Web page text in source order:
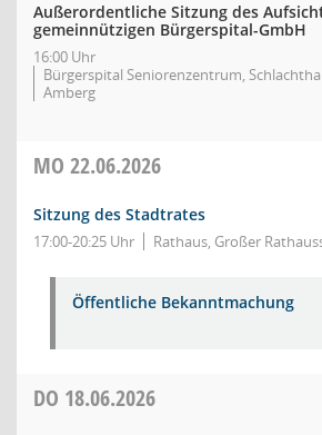
Außerordentliche Sitzung des
gemeinnützigen Bürgerspital-GmbH
16:00 Uhr
Bürgerspital Seniorenzentrum,
Amberg
MO 22.06.2026
Sitzung des Stadtrates
17:00-20:25 Uhr Rathaus, Großer
Öffentliche Bekanntmachung
DO 18.06.2026